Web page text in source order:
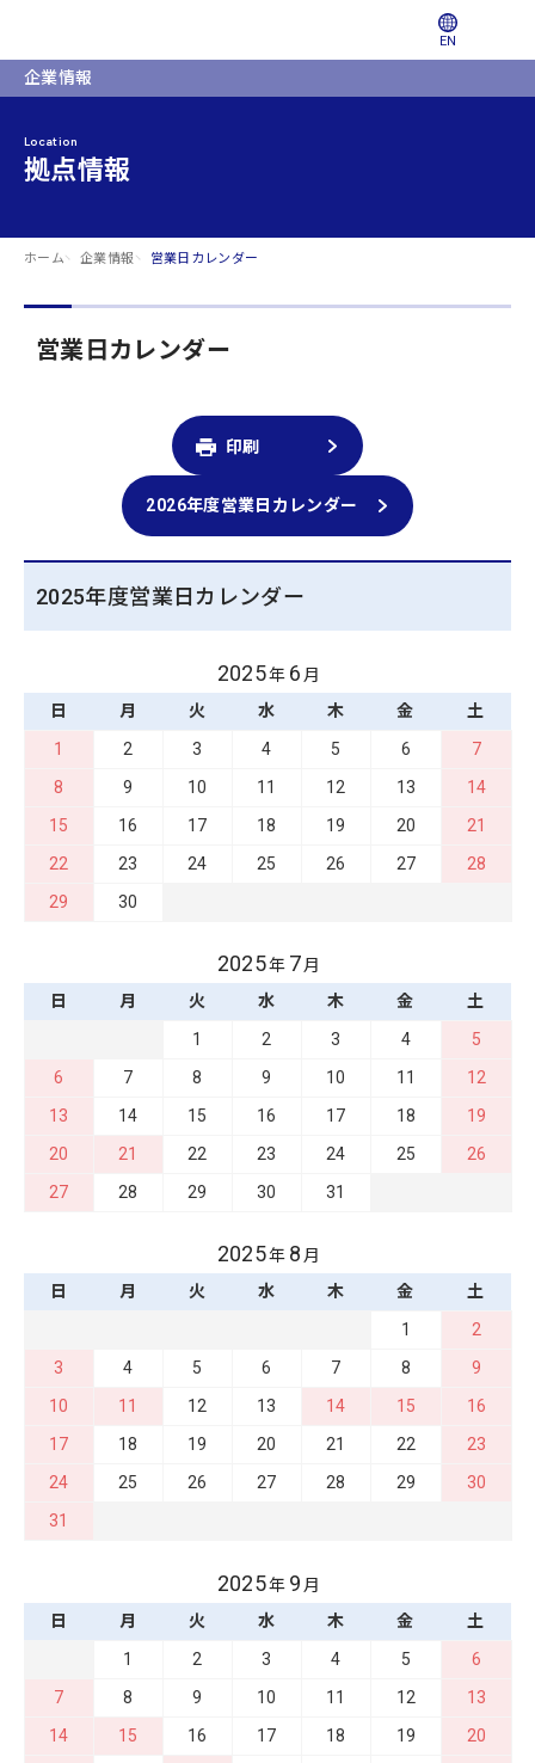
EN
企業情報
Location
拠点情報
ホーム 企業情報 営業日カレンダー
営業日カレンダー
印刷
2026年度営業日カレンダー
2025年度営業日カレンダー
2025年 6 月
日
月 火 水 木 金
土
1
2 3 4 5 6
7
8
9 10 11 12 13
14
15
16 17 18 19 20
21
22
23 24 25 26 27
28
29
30
2025年 7月
日
月 火 水 木 金
土
1
2 3 4
5
6
7 8 9 10 11
12
13
14 15 16 17 18
19
20
21 22 23 24 25
26
27
28 29 30 31
2025年 8 月
日
月 火 水 木 金
土
1
2
3
4 5 6 7 8
9
10
11 12 13 14 15
16
17
18 19 20 21 22
23
24
25 26 27 28 29
30
31
2025年 9 月
日
月 火 水 木 金
土
1
2 3 4 5
6
7
8 9 10 11 12
13
14
15 16 17 18 19
20